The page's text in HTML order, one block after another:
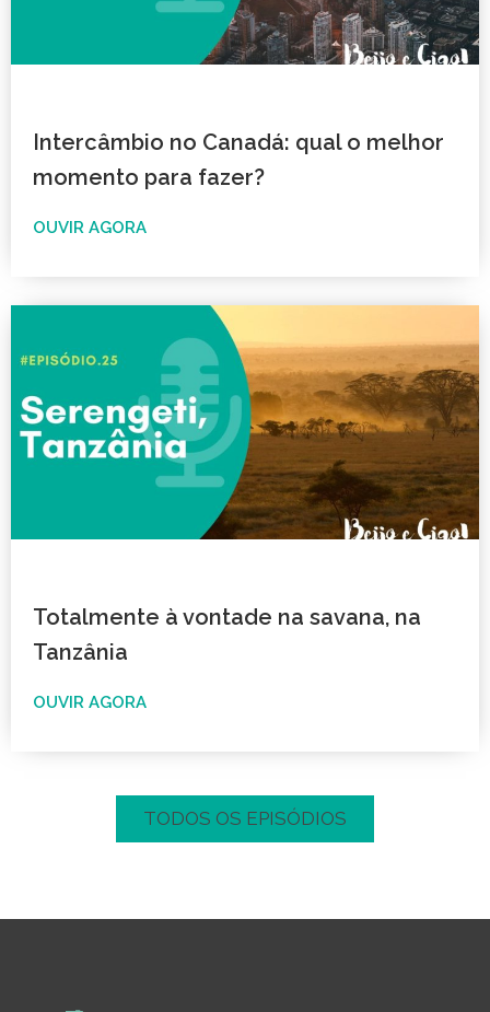
Intercâmbio no Canadá: qual o melhor
momento para fazer?
OUVIR AGORA
Totalmente à vontade na savana, na
Tanzânia
OUVIR AGORA
TODOS OS EPISÓDIOS